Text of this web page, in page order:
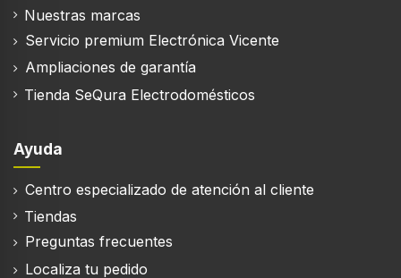
Nuestras marcas
Servicio premium Electrónica Vicente
Ampliaciones de garantía
Tienda SeQura Electrodomésticos
Ayuda
Centro especializado de atención al cliente
Tiendas
Preguntas frecuentes
Localiza tu pedido